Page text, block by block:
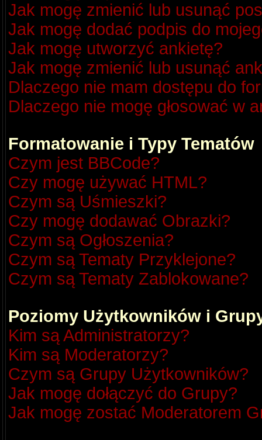
Jak mogę zmienić lub usunąć
Jak mogę dodać podpis do
Jak mogę utworzyć ankietę?
Jak mogę zmienić lub usunąć
Dlaczego nie mam dostępu do
Dlaczego nie mogę głosować w
Formatowanie i Typy Tematów
Czym jest BBCode?
Czy mogę używać HTML?
Czym są Uśmieszki?
Czy mogę dodawać Obrazki?
Czym są Ogłoszenia?
Czym są Tematy Przyklejone?
Czym są Tematy Zablokowane?
Poziomy Użytkowników i
Kim są Administratorzy?
Kim są Moderatorzy?
Czym są Grupy Użytkowników?
Jak mogę dołączyć do Grupy?
Jak mogę zostać Moderatorem